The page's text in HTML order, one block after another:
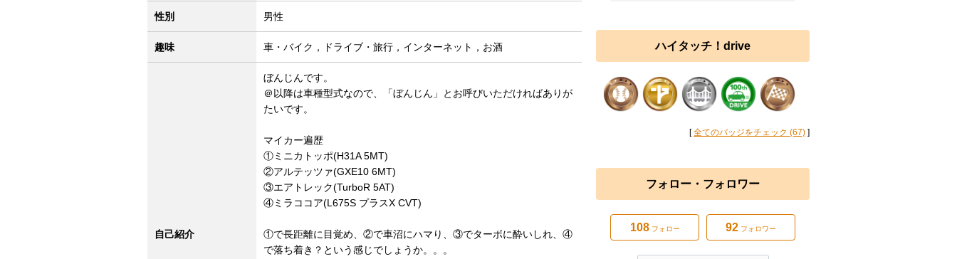
ハイタッチ！drive
[全てのバッジをチェック (67) ]
フォロー・フォロワー
108フォロー 92 フォロワー
性別 男性
趣味 車・バイク，ドライブ・旅行，インターネット，お酒
自己紹介
ぼんじんです。
＠以降は車種型式なので、「ぼんじん」とお呼びいただければありが
たいです。
マイカー遍歴
①ミニカトッポ(H31A 5MT)
②アルテッツァ(GXE10 6MT)
③エアトレック(TurboR 5AT)
④ミラココア(L675S プラスX CVT)
①で長距離に目覚め、②で車沼にハマり、③でターボに酔いしれ、④
で落ち着き？という感じでしょうか。。。